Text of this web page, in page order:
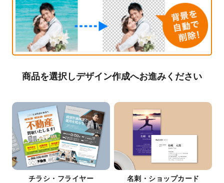
商品を選択しデザイン作成へお進みください
チラシ・フライヤー 名刺・ショップカード